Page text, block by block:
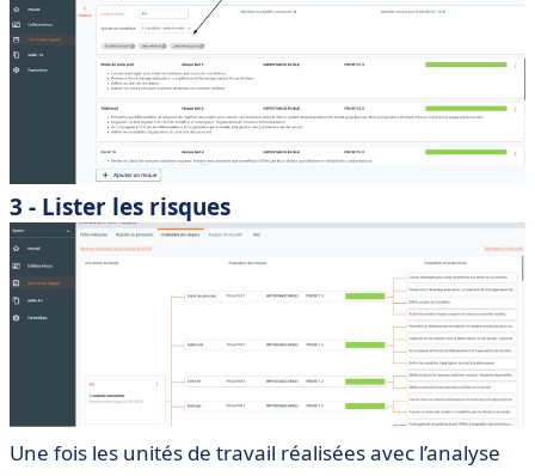
3 - Lister les risques
Une fois les unités de travail réalisées avec l’analyse